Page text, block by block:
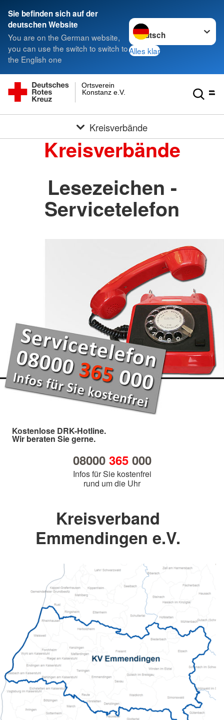
Sie befinden sich auf der
deutschen Website
You are on the German website,
you can use the switch to switch to
the English one
Sprache wechseln zu
Alles klar
Konstanz e.V.
Ortsverein
Kreisverbände
Kreisverbände
Lesezeichen -
Servicetelefon
Kostenlose DRK-Hotline.
Wir beraten Sie gerne.
08000 365000
Infos für Sie kostenfrei
rund um die Uhr
Kreisverband
Emmendingen e.V.